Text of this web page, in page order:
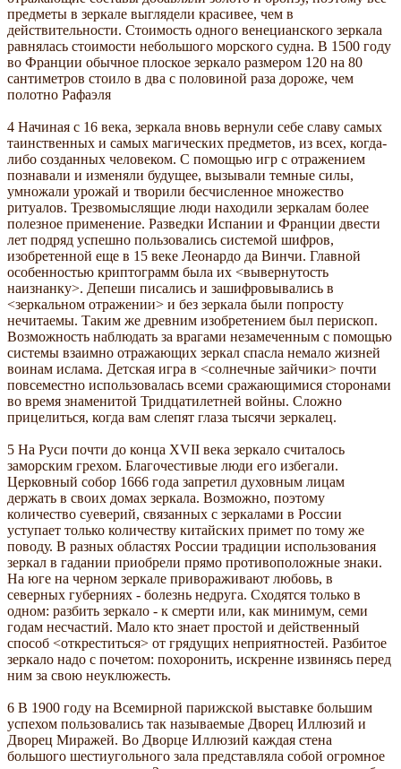
предметы в зеркале выглядели красивее, чем в
действительности. Стоимость одного венецианского зеркала
равнялась стоимости небольшого морского судна. В 1500 году
во Франции обычное плоское зеркало размером 120 на 80
сантиметров стоило в два с половиной раза дороже, чем
полотно Рафаэля
4 Начиная с 16 века, зеркала вновь вернули себе славу самых
таинственных и самых магических предметов, из всех, когда-
либо созданных человеком. С помощью игр с отражением
познавали и изменяли будущее, вызывали темные силы,
умножали урожай и творили бесчисленное множество
ритуалов. Трезвомыслящие люди находили зеркалам более
полезное применение. Разведки Испании и Франции двести
лет подряд успешно пользовались системой шифров,
изобретенной еще в 15 веке Леонардо да Винчи. Главной
особенностью криптограмм была их <вывернутость
наизнанку>. Депеши писались и зашифровывались в
<зеркальном отражении> и без зеркала были попросту
нечитаемы. Таким же древним изобретением был перископ.
Возможность наблюдать за врагами незамеченным с помощью
системы взаимно отражающих зеркал спасла немало жизней
воинам ислама. Детская игра в <солнечные зайчики> почти
повсеместно использовалась всеми сражающимися сторонами
во время знаменитой Тридцатилетней войны. Сложно
прицелиться, когда вам слепят глаза тысячи зеркалец.
5 На Руси почти до конца XVII века зеркало считалось
заморским грехом. Благочестивые люди его избегали.
Церковный собор 1666 года запретил духовным лицам
держать в своих домах зеркала. Возможно, поэтому
количество суеверий, связанных с зеркалами в России
уступает только количеству китайских примет по тому же
поводу. В разных областях России традиции использования
зеркал в гадании приобрели прямо противоположные знаки.
На юге на черном зеркале привораживают любовь, в
северных губерниях - болезнь недруга. Сходятся только в
одном: разбить зеркало - к смерти или, как минимум, семи
годам несчастий. Мало кто знает простой и действенный
способ <откреститься> от грядущих неприятностей. Разбитое
зеркало надо с почетом: похоронить, искренне извинясь перед
ним за свою неуклюжесть.
6 В 1900 году на Всемирной парижской выставке большим
успехом пользовались так называемые Дворец Иллюзий и
Дворец Миражей. Во Дворце Иллюзий каждая стена
большого шестиугольного зала представляла собой огромное